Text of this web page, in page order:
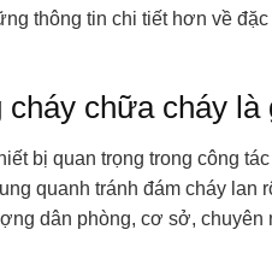
thông tin chi tiết hơn về
cháy chữa cháy là
bị quan trọng trong công
quanh tránh đám cháy lan
dân phòng, cơ sở, chuyên